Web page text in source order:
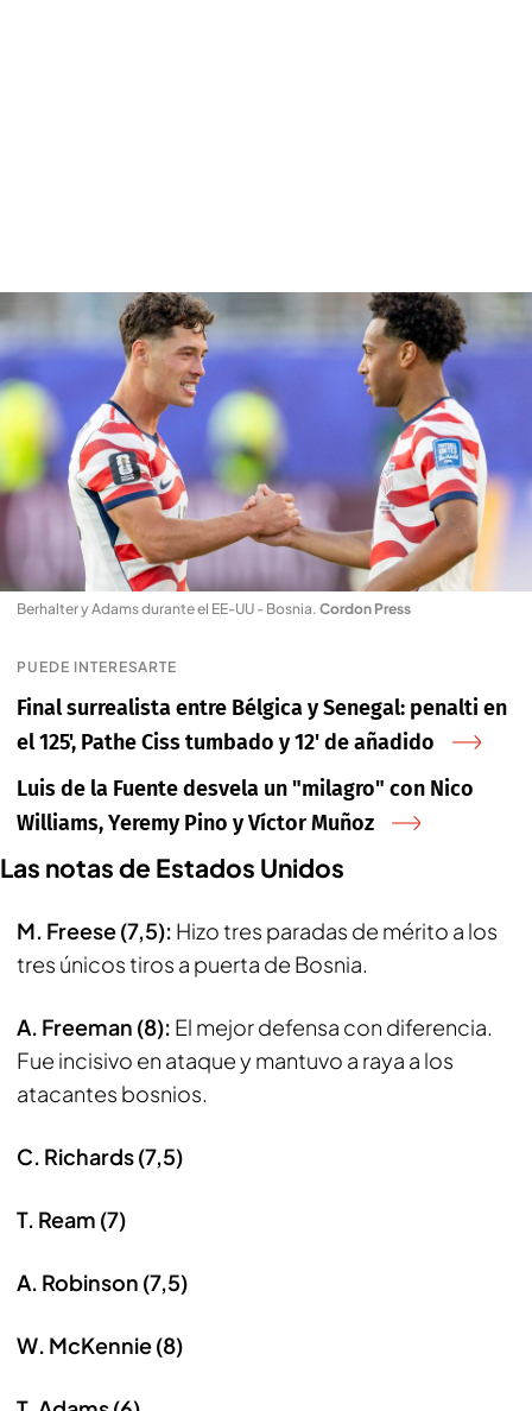
Berhalter y Adams durante el EE-UU - Bosnia. Cordon Press
PUEDE INTERESARTE
Final surrealista entre Bélgica y Senegal: penalti en
el 125', Pathe Ciss tumbado y 12' de añadido
Luis de la Fuente desvela un "milagro" con Nico
Williams, Yeremy Pino y Víctor Muñoz
Las notas de Estados Unidos
M. Freese (7,5): Hizo tres paradas de mérito a los
tres únicos tiros a puerta de Bosnia.
A. Freeman (8): El mejor defensa con diferencia.
Fue incisivo en ataque y mantuvo a raya a los
atacantes bosnios.
C. Richards (7,5)
T. Ream (7)
A. Robinson (7,5)
W. McKennie (8)